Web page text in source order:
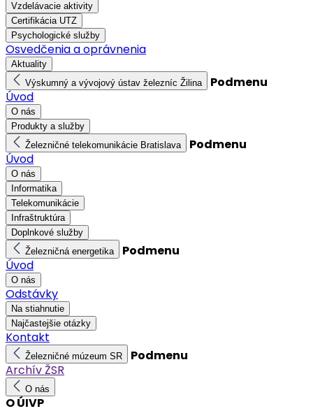
Vzdelávacie aktivity
Certifikácia UTZ
Psychologické služby
Osvedčenia a oprávnenia
Aktuality
Výskumný a vývojový ústav železníc Žilina
Podmenu
Úvod
O nás
Produkty a služby
Železničné telekomunikácie Bratislava
Podmenu
Úvod
O nás
Informatika
Telekomunikácie
Infraštruktúra
Doplnkové služby
Železničná energetika
Podmenu
Úvod
O nás
Odstávky
Na stiahnutie
Najčastejšie otázky
Kontakt
Železničné múzeum SR
Podmenu
Archív ŽSR
O nás
O ÚIVP